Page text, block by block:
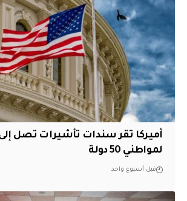
لمواطني 50 دولة
قبل أسبوع واحد